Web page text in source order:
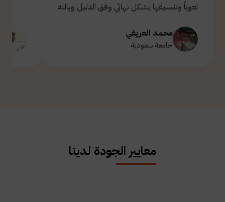
لغوياً وتنسيقها بشكل نهائي وفق الدليل وبالله
محمد العريفي
جامعة سعودية
معايير الجودة لدينا